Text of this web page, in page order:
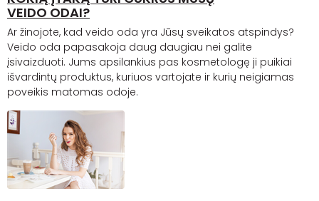
VEIDO ODAI?
Ar žinojote, kad veido oda yra Jūsų sveikatos atspindys?
Veido oda papasakoja daug daugiau nei galite
įsivaizduoti. Jums apsilankius pas kosmetologę ji puikiai
išvardintų produktus, kuriuos vartojate ir kurių neigiamas
poveikis matomas odoje.